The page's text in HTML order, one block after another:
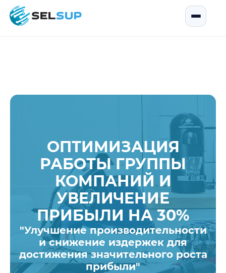
SelSup
ОПТИМИЗАЦИЯ
РАБОТЫ ГРУППЫ
КОМПАНИЙ И
УВЕЛИЧЕНИЕ
ПРИБЫЛИ НА 30%
"Улучшение производительности
и снижение издержек для
достижения значительного роста
прибыли"